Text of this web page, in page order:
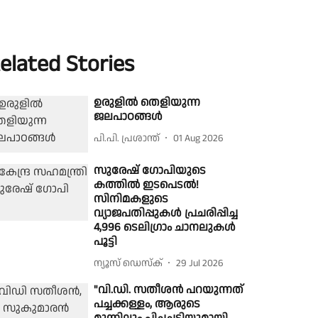
Stories
ഉരുളിൽ തെളിയുന്ന
ജലപാഠങ്ങൾ
പി.പി. പ്രശാന്ത് 01 Aug 2026
സുരേഷ് ഗോപിയുടെ
കത്തിൽ ഇടപെടൽ!
സിനിമകളുടെ
വ്യാജപതിപ്പുകൾ പ്രചരിപ്പിച്ച
4,996 ടെലിഗ്രാം ചാനലുകൾ
പൂട്ടി
ന്യൂസ് ഡെസ്ക് 29 Jul 2026
"വി.ഡി. സതീശൻ പറയുന്നത്
പച്ചക്കള്ളം, ആരുടെ